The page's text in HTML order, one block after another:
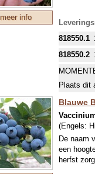
meer info
818550.1
818550.2
Plaats dit
Blauwe
(Engels:
De naam
een
herfst